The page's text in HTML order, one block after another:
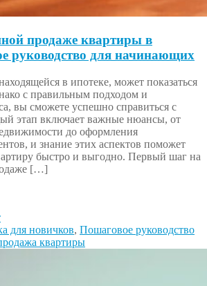
продаже квартиры в
руководство для начинающих
в ипотеке, может показаться
с правильным подходом и
вы сможете успешно справиться с
этап включает важные нюансы, от
до оформления
и знание этих аспектов поможет
быстро и выгодно. Первый шаг на
[…]
для новичков, Пошаговое руководство
квартиры